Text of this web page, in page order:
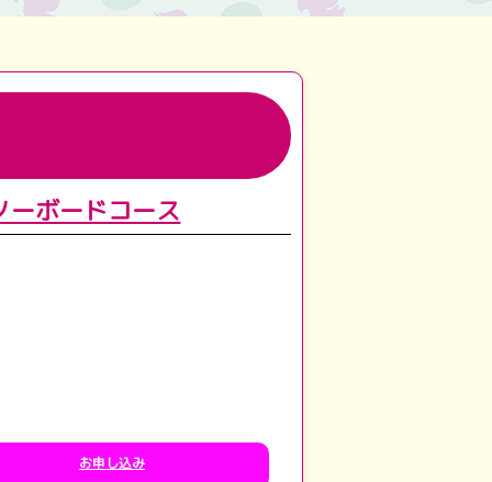
ボードコース
お申し込み